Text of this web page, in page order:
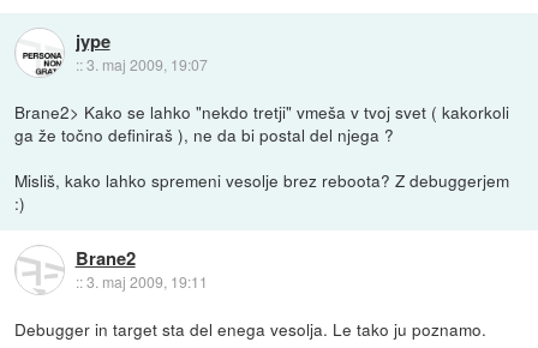
jype
::3. maj 2009, 19:07
Brane2> Kako se lahko "nekdo tretji" vmeša v tvoj svet ( kakorkoli
ga že točno definiraš ), ne da bi postal del njega ?
Misliš, kako lahko spremeni vesolje brez reboota? Z debuggerjem
:)
Brane2
::3. maj 2009, 19:11
Debugger in target sta del enega vesolja. Le tako ju poznamo.